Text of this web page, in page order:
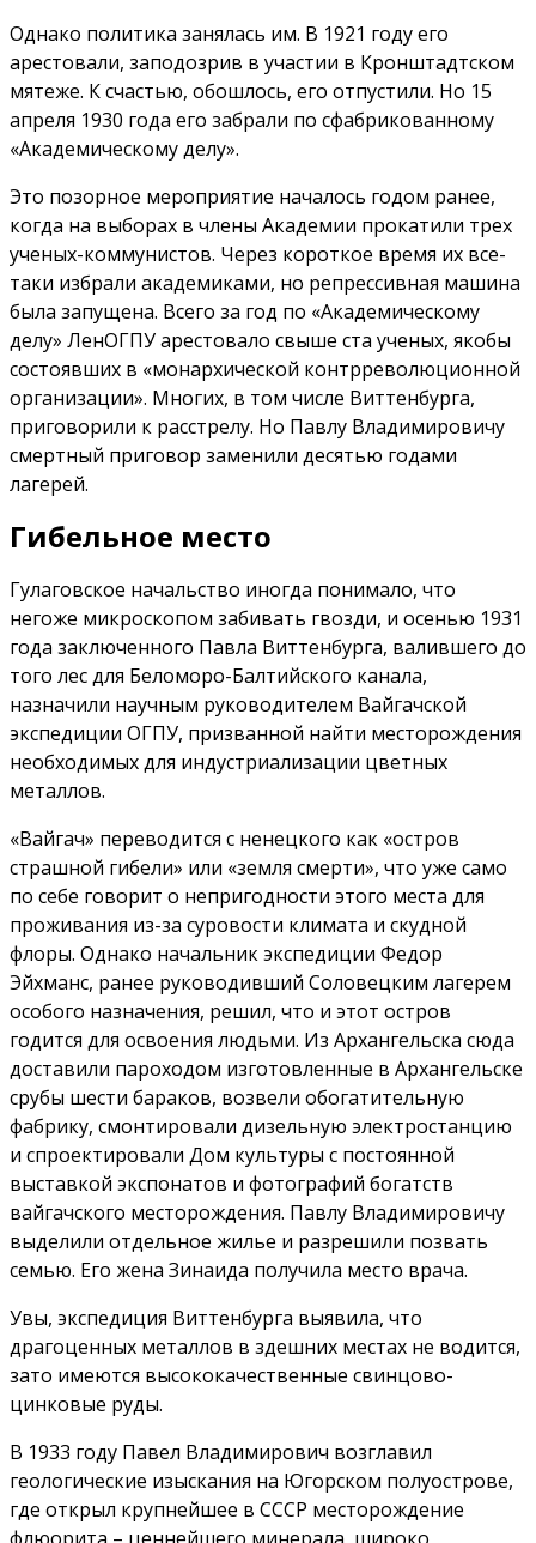
Однако политика занялась им. В 1921 году его
арестовали, заподозрив в участии в Кронштадтском
мятеже. К счастью, обошлось, его отпустили. Но 15
апреля 1930 года его забрали по сфабрикованному
«Академическому делу».
Это позорное мероприятие началось годом ранее,
когда на выборах в члены Академии прокатили трех
ученых-коммунистов. Через короткое время их все-
таки избрали академиками, но репрессивная машина
была запущена. Всего за год по «Академическому
делу» ЛенОГПУ арестовало свыше ста ученых, якобы
состоявших в «монархической контрреволюционной
организации». Многих, в том числе Виттенбурга,
приговорили к расстрелу. Но Павлу Владимировичу
смертный приговор заменили десятью годами
лагерей.
Гибельное место
Гулаговское начальство иногда понимало, что
негоже микроскопом забивать гвозди, и осенью 1931
года заключенного Павла Виттенбурга, валившего до
того лес для Беломоро-Балтийского канала,
назначили научным руководителем Вайгачской
экспедиции ОГПУ, призванной найти месторождения
необходимых для индустриализации цветных
металлов.
«Вайгач» переводится с ненецкого как «остров
страшной гибели» или «земля смерти», что уже само
по себе говорит о непригодности этого места для
проживания из-за суровости климата и скудной
флоры. Однако начальник экспедиции Федор
Эйхманс, ранее руководивший Соловецким лагерем
особого назначения, решил, что и этот остров
годится для освоения людьми. Из Архангельска сюда
доставили пароходом изготовленные в Архангельске
срубы шести бараков, возвели обогатительную
фабрику, смонтировали дизельную электростанцию
и спроектировали Дом культуры с постоянной
выставкой экспонатов и фотографий богатств
вайгачского месторождения. Павлу Владимировичу
выделили отдельное жилье и разрешили позвать
семью. Его жена Зинаида получила место врача.
Увы, экспедиция Виттенбурга выявила, что
драгоценных металлов в здешних местах не водится,
зато имеются высококачественные свинцово-
цинковые руды.
В 1933 году Павел Владимирович возглавил
геологические изыскания на Югорском полуострове,
где открыл крупнейшее в СССР месторождение
флюорита – ценнейшего минерала, широко